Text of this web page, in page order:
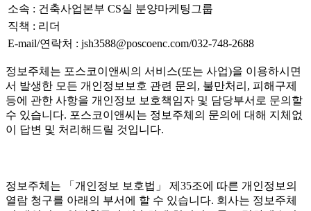
소속 : 건축사업본부 CS실 분양마케팅그룹
직책 : 리더
E-mail/연락처 : jsh3588@poscoenc.com/032-748-2688
정보주체는 포스코이앤씨의 서비스(또는 사업)을 이용하시면
서 발생한 모든 개인정보보호 관련 문의, 불만처리, 피해구제
등에 관한 사항을 개인정보 보호책임자 및 담당부서로 문의할
수 있습니다. 포스코이앤씨는 정보주체의 문의에 대해 지체없
이 답변 및 처리해드릴 것입니다.
정보주체는 「개인정보 보호법」 제35조에 따른 개인정보의
열람 청구를 아래의 부서에 할 수 있습니다. 회사는 정보주체